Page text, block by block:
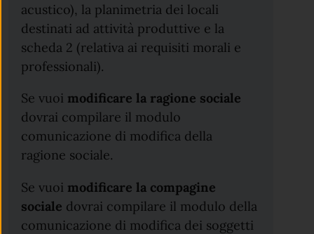
acustico), la planimetria dei locali
destinati ad attività produttive e la
scheda 2 (relativa ai requisiti morali e
professionali).
Se vuoi modificare la ragione sociale
dovrai compilare il modulo
comunicazione di modifica della
ragione sociale.
Se vuoi modificare la compagine
sociale dovrai compilare il modulo della
comunicazione di modifica dei soggetti